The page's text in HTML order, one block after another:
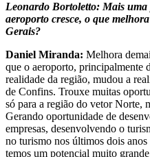
Leonardo Bortoletto: Mais
aeroporto cresce, o que
Gerais?
Daniel Miranda: Melhora
que o aeroporto, principalmente
realidade da região, mudou a
de Confins. Trouxe muitas
só para a região do vetor Norte,
Gerando oportunidade de
empresas, desenvolvendo o
no turismo nos últimos dois
temos um potencial muito